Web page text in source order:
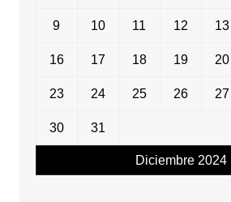
Diciembre 2024
9 10 11 12 13
16 17 18 19 20
23 24 25 26 27
30 31